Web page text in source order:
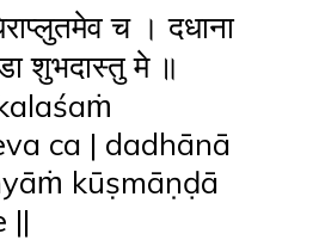
च । दधाना
शुभदास्तु मे ॥
ca | dadhānā
kūṣmāṇḍā
||